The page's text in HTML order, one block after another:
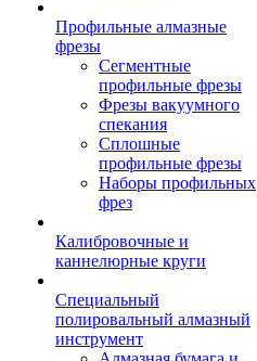
Профильные алмазные
фрезы
Сегментные
профильные фрезы
Фрезы вакуумного
спекания
Сплошные
профильные фрезы
Наборы профильных
фрез
Калибровочные и
каннелюрные круги
Специальный
полировальный алмазный
инструмент